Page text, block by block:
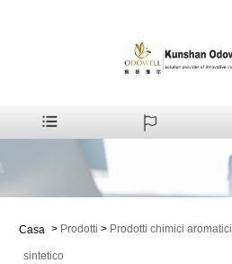
Casa > Prodotti > Prodotti chimici aromatici
sintetico